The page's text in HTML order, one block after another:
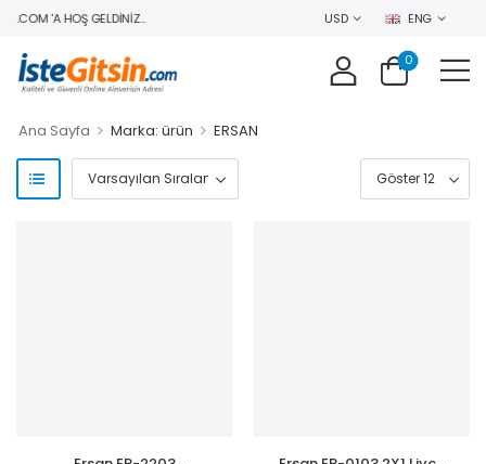
'A HOŞ GELDINIZ.. USD ENG
0
Ana Sayfa > Marka: ürün > ERSAN